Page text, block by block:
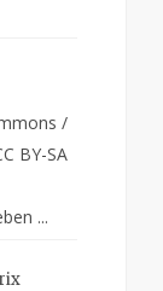
/
BY-SA
...